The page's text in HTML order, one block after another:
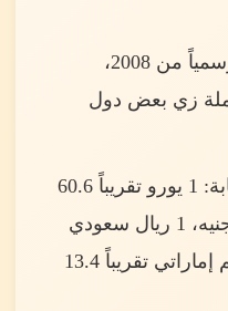
مالطا بتستخدم اليورو رسمياً من 2008،
زي بعض دول
سعر الصرف وقت الكتابة: 1 يورو تقريباً 60.6
جنيه، 1 دولار تقريباً 52 جنيه، 1 ريال سعودي
تقريباً 13.1 جنيه، 1 درهم إماراتي تقريباً 13.4